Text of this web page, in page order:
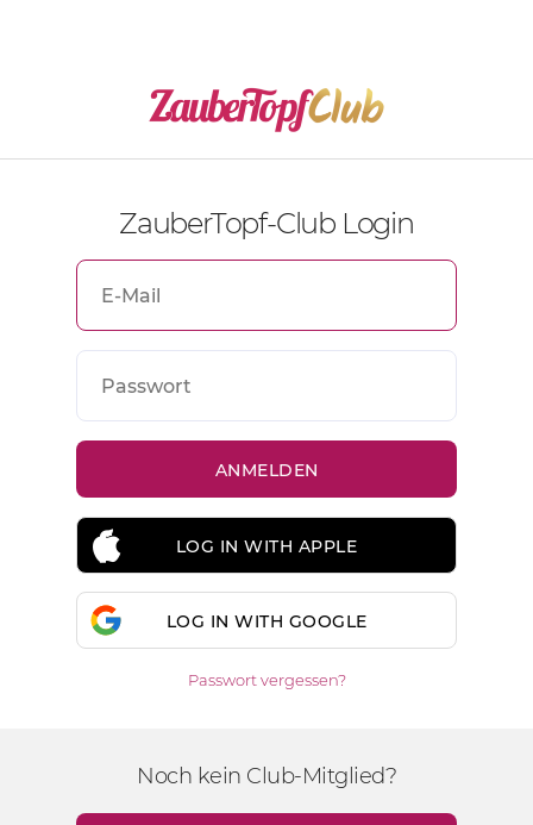
ZauberTopf-Club Login
LOG IN WITH APPLE
LOG IN WITH GOOGLE
Passwort vergessen?
Noch kein Club-Mitglied?